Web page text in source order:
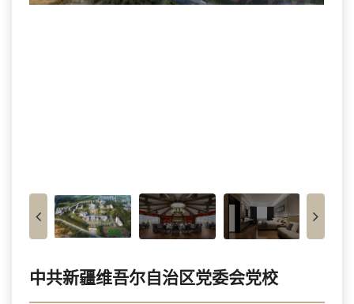
中共新疆维吾尔自治区党委会党校